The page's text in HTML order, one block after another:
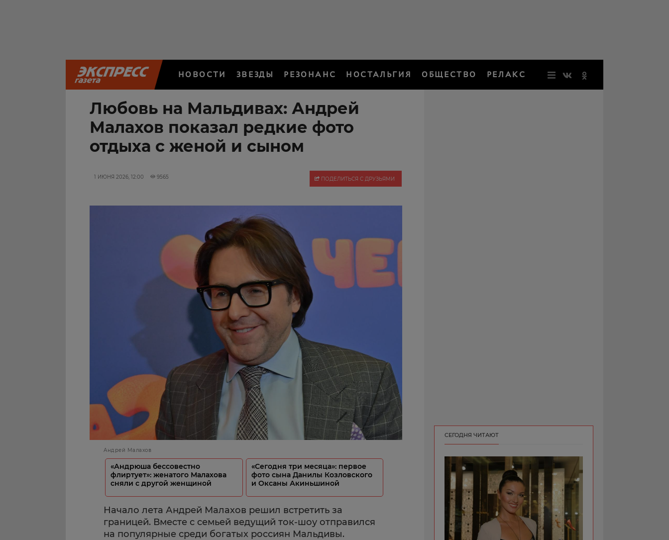
НОВОСТИ ЗВЕЗДЫ РЕЗОНАНС НОСТАЛЬГИЯ ОБЩЕСТВО РЕЛАКС
Любовь на Мальдивах: Андрей
Малахов показал редкие фото
отдыха с женой и сыном
1 ИЮНЯ 2026, 12:00 9565 ПОДЕЛИТЬСЯ С ДРУЗЬЯМИ
Андрей Малахов
«Андрюша бессовестно
флиртует»: женатого Малахова
сняли с другой женщиной
«Сегодня три месяца»: первое
фото сына Данилы Козловского
и Оксаны Акиньшиной
Начало лета Андрей Малахов решил встретить за
границей. Вместе с семьей ведущий ток-шоу отправился
на популярные среди богатых россиян Мальдивы.
СЕГОДНЯ ЧИТАЮТ